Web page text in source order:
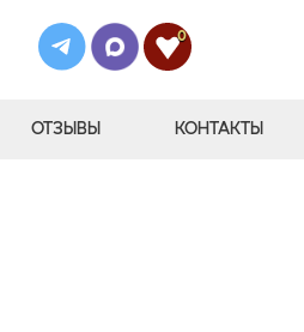
0
ОТЗЫВЫ КОНТАКТЫ